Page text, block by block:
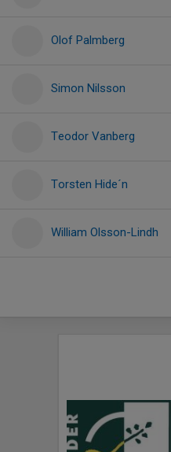
Olof Palmberg
Simon Nilsson
Teodor Vanberg
Torsten Hide´n
William Olsson-Lindh